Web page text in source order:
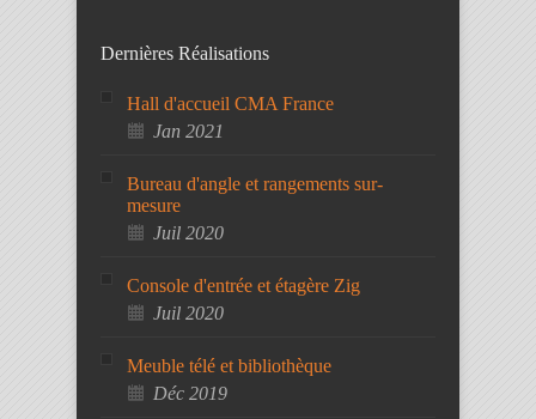
Dernières Réalisations
Hall d'accueil CMA France
Jan 2021
Bureau d'angle et rangements sur-
mesure
Juil 2020
Console d'entrée et étagère Zig
Juil 2020
Meuble télé et bibliothèque
Déc 2019